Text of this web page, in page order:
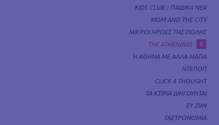
KIDS CLUB :: ΠΑΙΔΙΚΑ ΝΕΑ
MOM AND THE CITY
ΜΙΚΡΟΙ ΗΡΩΕΣ ΤΗΣ ΠΟΛΗΣ
THE ATHENIANS
#
Η ΑΘΗΝΑ ΜΕ ΑΛΛΑ ΜΑΤΙΑ
ΝΤΕΠΟΠ
CLICK 4 THOUGHT
ΤΑ ΚΤΙΡΙΑ ΔΙΗΓΟΥΝΤΑΙ
ΕΥ ΖΗΝ
ΓΑΣΤΡΟΝΟΜΙΑ